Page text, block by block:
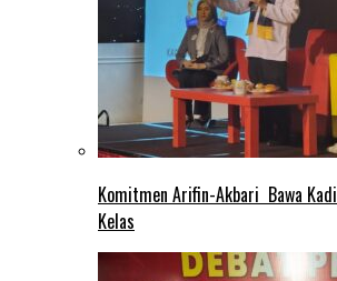
Komitmen Arifin-Akbari Bawa
Kelas